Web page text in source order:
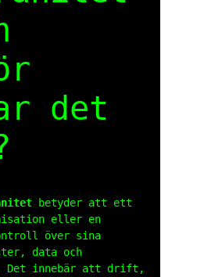
det
betyder att ett
eller en
över sina
data och
Det innebär att drift,